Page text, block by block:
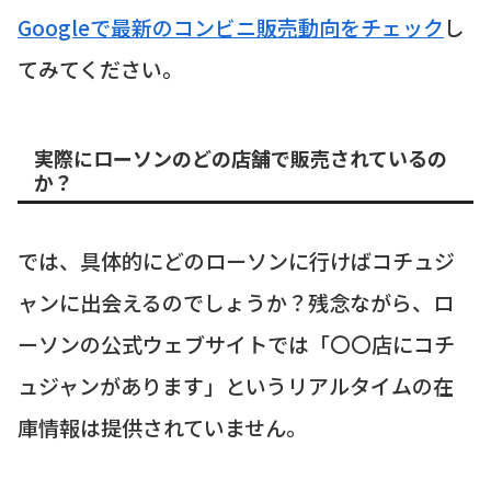
Googleで最新のコンビニ販売動向をチェック し
てみてください。
実際にローソンのどの店舗で販売されているの
か？
では、具体的にどのローソンに行けばコチュジ
ャンに出会えるのでしょうか？残念ながら、ロ
ーソンの公式ウェブサイトでは「〇〇店にコチ
ュジャンがあります」というリアルタイムの在
庫情報は提供されていません。